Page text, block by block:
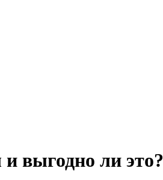
выгодно ли это?